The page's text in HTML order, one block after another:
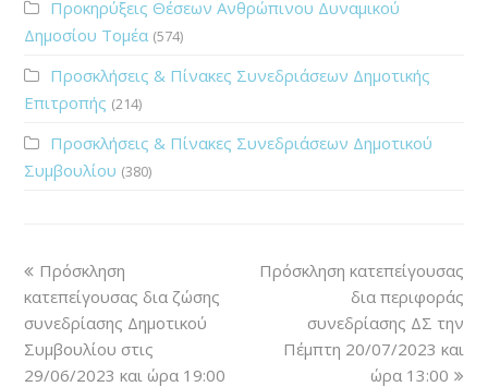
Προκηρύξεις Θέσεων Ανθρώπινου Δυναμικού
Δημοσίου Τομέα (574)
Προσκλήσεις & Πίνακες Συνεδριάσεων Δημοτικής
Επιτροπής (214)
Προσκλήσεις & Πίνακες Συνεδριάσεων Δημοτικού
Συμβουλίου (380)
Πρόσκληση
κατεπείγουσας δια ζώσης
συνεδρίασης Δημοτικού
Συμβουλίου στις
29/06/2023 και ώρα 19:00
Πρόσκληση κατεπείγουσας
δια περιφοράς
συνεδρίασης ΔΣ την
Πέμπτη 20/07/2023 και
ώρα 13:00